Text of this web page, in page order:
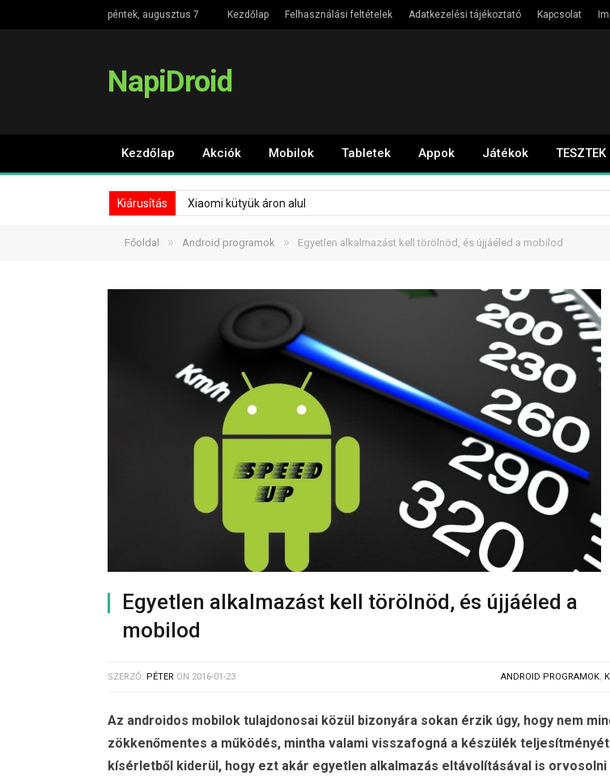
péntek, augusztus 7 Kezdőlap Felhasználási feltételek Adatkezelési tájékoztató Kapcsolat
NapiDroid
Kezdőlap Akciók Mobilok Tabletek Appok Játékok TESZTEK
Kiárusítás Xiaomi kütyük áron alul
Főoldal » Android programok » Egyetlen alkalmazást kell törölnöd, és újjáéled a mobilod
Egyetlen alkalmazást kell törölnöd, és újjáéled a
mobilod
SZERZŐ: PÉTER ON 2016-01-23 ANDROID PROGRAMOK,
Az androidos mobilok tulajdonosai közül bizonyára sokan érzik úgy, hogy nem
zökkenőmentes a működés, mintha valami visszafogná a készülék
kísérletből kiderül, hogy ezt akár egyetlen alkalmazás eltávolításával is orvosolni